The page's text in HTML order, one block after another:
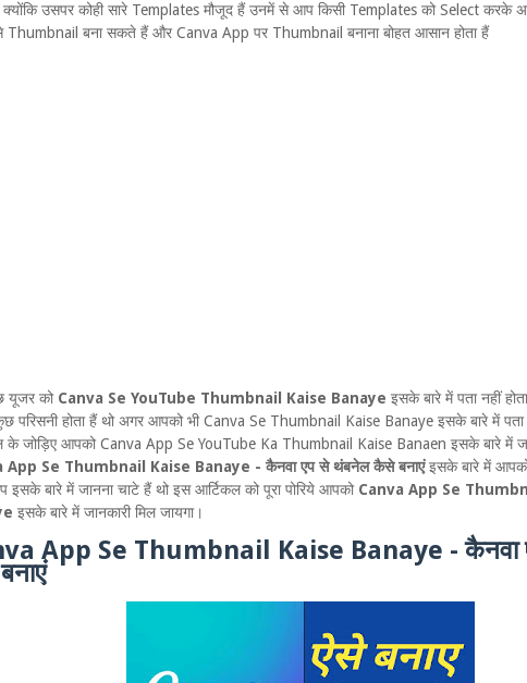
उसपर कोही सारे Templates मौजूद हैं उनमें से आप किसी Templates को Select करके
Thumbnail बना सकते हैं और Canva App पर Thumbnail बनाना बोहत आसान होता हैं
यूजर को Canva Se YouTube Thumbnail Kaise Banaye इसके बारे में पता नहीं
परिसनी होता हैं थो अगर आपको भी Canva Se Thumbnail Kaise Banaye इसके बारे में पता
के जोड़िए आपको Canva App Se YouTube Ka Thumbnail Kaise Banaen इसके बारे में
App Se Thumbnail Kaise Banaye - कैनवा एप से थंबनेल कैसे बनाएंइसके बारे में
बारे में जानना चाटे हैं थो इस आर्टिकल को पूरा पोरिये आपको Canva App Se
इसके बारे में जानकारी मिल जायगा।
App Se Thumbnail Kaise Banaye - कैनवा